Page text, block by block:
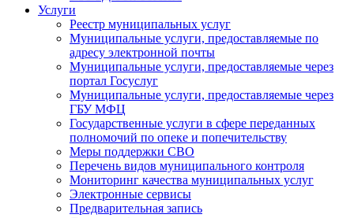
Услуги
Реестр муниципальных услуг
Муниципальные услуги, предоставляемые по
адресу электронной почты
Муниципальные услуги, предоставляемые через
портал Госуслуг
Муниципальные услуги, предоставляемые через
ГБУ МФЦ
Государственные услуги в сфере переданных
полномочий по опеке и попечительству
Меры поддержки СВО
Перечень видов муниципального контроля
Мониторинг качества муниципальных услуг
Электронные сервисы
Предварительная запись